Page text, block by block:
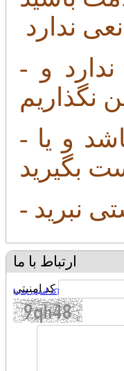
ندارد
- خواندن قرآن وقتی روی زمین نشسته ایم مانعی ندارد و
نگذاریم
- هیچوقت قرآن را روی زمین نگذارید یا روی رحل باشد و یا
بگیرید
ارتباط با ما
کد امنیتی[کد امنیتی جدید]